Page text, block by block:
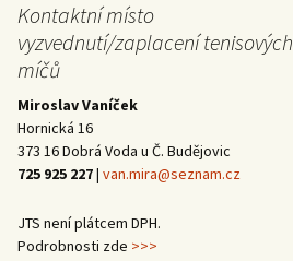
Halové oblastní
přebory 2016/17 –
vítězové
Halové oblastní
přebory 2015/16 –
vítězové
Kanáří naděje 2014
Halové oblastní
vítězové
2014
Kanáří naděje 2013
Valná hromada JčTS
2014
Školení trenérů 3.
třídy 2012
Mezinárodní
trojutkání mládeže –
2012
Kontaktní místo
vyzvednutí/zaplacení tenisových
míčů
Miroslav Vaníček
Hornická 16
373 16 Dobrá Voda u Č. Budějovic
725 925 227| van.mira@seznam.cz
JTS není plátcem DPH.
Podrobnosti zde >>>